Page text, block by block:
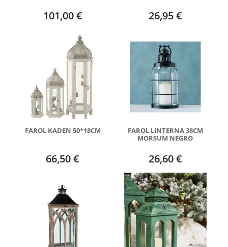
101,00 € 26,95 €
FAROL KADEN 50*18CM
66,50 €
FAROL LINTERNA 38CM
MORSUM NEGRO
26,60 €